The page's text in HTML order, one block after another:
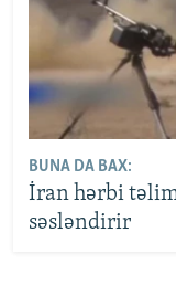
BUNA DA BAX:
İran hərbi
səsləndirir